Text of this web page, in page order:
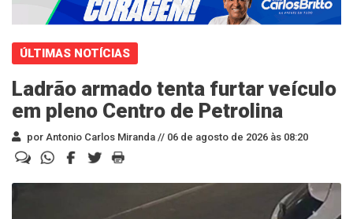
ÚLTIMAS NOTÍCIAS
Ladrão armado tenta furtar veículo
em pleno Centro de Petrolina
por Antonio Carlos Miranda // 06 de agosto de 2026 às 08:20